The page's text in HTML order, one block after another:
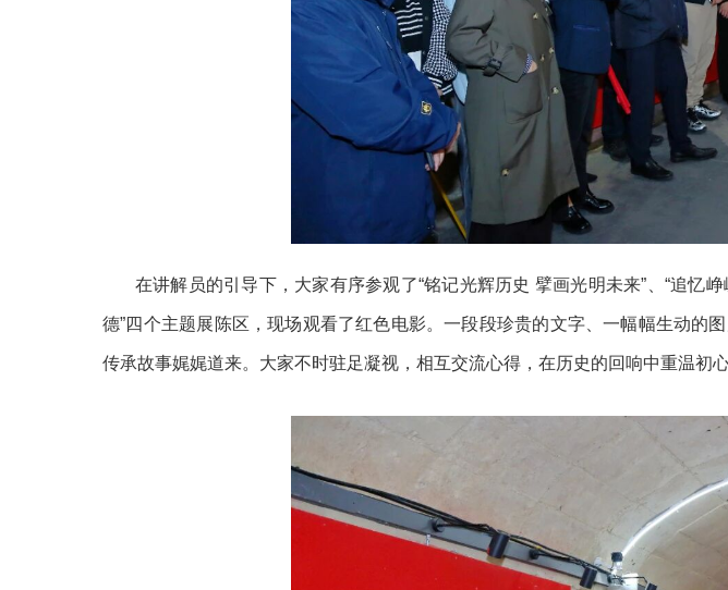
在讲解员的引导下，大家有序参观了“铭记光辉历史 擘画光明未来”、“追忆峥
德”四个主题展陈区，现场观看了红色电影。一段段珍贵的文字、一幅幅生动
传承故事娓娓道来。大家不时驻足凝视，相互交流心得，在历史的回响中重温初